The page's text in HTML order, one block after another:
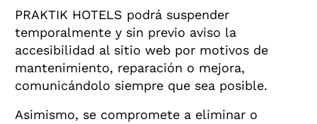
PRAKTIK HOTELS podrá suspender
temporalmente y sin previo aviso la
accesibilidad al sitio web por motivos de
mantenimiento, reparación o mejora,
comunicándolo siempre que sea posible.
Asimismo, se compromete a eliminar o